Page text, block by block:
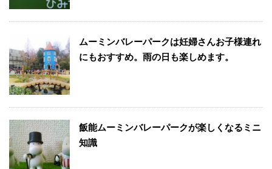
ムーミンバレーパークは妊婦さんお子様連れ
にもおすすめ。雨の日も楽しめます。
飯能ムーミンバレーパークが楽しくなるミニ
知識